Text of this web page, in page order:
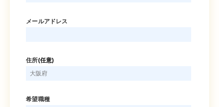
メールアドレス
住所(任意)
希望職種